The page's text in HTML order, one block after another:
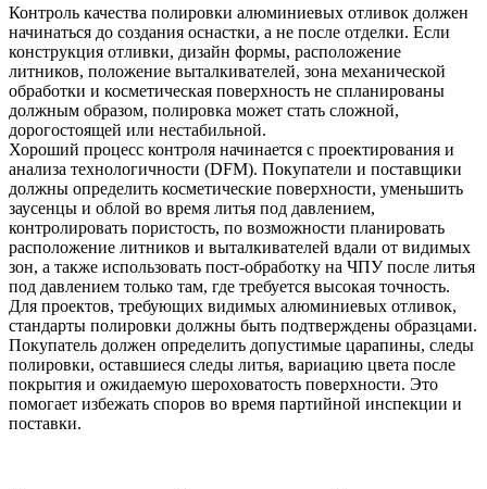
Контроль качества полировки алюминиевых отливок должен
начинаться до создания оснастки, а не после отделки. Если
конструкция отливки, дизайн формы, расположение
литников, положение выталкивателей, зона механической
обработки и косметическая поверхность не спланированы
должным образом, полировка может стать сложной,
дорогостоящей или нестабильной.
Хороший процесс контроля начинается с проектирования и
анализа технологичности (DFM). Покупатели и поставщики
должны определить косметические поверхности, уменьшить
заусенцы и облой во время литья под давлением,
контролировать пористость, по возможности планировать
расположение литников и выталкивателей вдали от видимых
зон, а также использовать пост-обработку на ЧПУ после литья
под давлением только там, где требуется высокая точность.
Для проектов, требующих видимых алюминиевых отливок,
стандарты полировки должны быть подтверждены образцами.
Покупатель должен определить допустимые царапины, следы
полировки, оставшиеся следы литья, вариацию цвета после
покрытия и ожидаемую шероховатость поверхности. Это
помогает избежать споров во время партийной инспекции и
поставки.